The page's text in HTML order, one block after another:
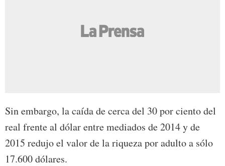
Sin embargo, la caída de cerca del 30 por ciento del
real frente al dólar entre mediados de 2014 y de
2015 redujo el valor de la riqueza por adulto a sólo
17.600 dólares.